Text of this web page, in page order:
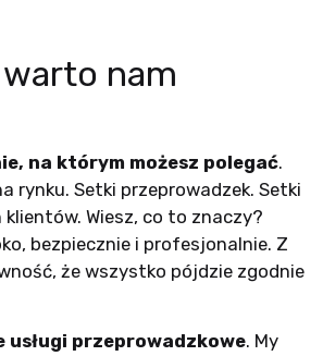
nam
na którym możesz polegać.
rynku. Setki przeprowadzek. Setki
Wiesz, co to znaczy?
bezpiecznie i profesjonalnie. Z
że wszystko pójdzie zgodnie
usługi przeprowadzkowe. My